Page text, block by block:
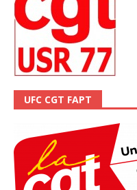
UFC CGT FAPT